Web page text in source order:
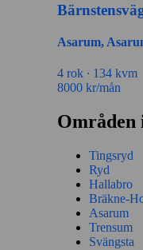
Asarum,
4 rok ∙ 134 kvm
8000 kr/mån
Områden
Tingsryd
Ryd
Hallabro
Bräkne-
Asarum
Trensum
Svängsta